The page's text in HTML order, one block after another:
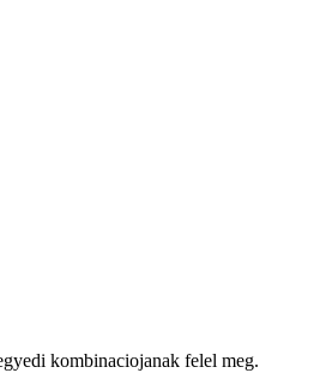
kombinaciojanak felel meg.